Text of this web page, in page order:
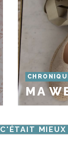
MA
C'ÉTAIT MIEUX